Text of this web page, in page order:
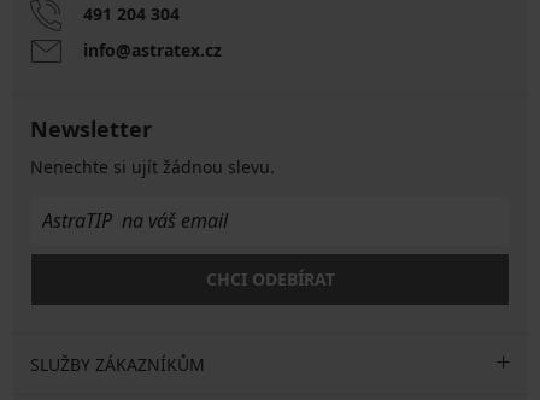
491 204 304
info@astratex.cz
Newsletter
Nenechte si ujít žádnou slevu.
CHCI ODEBÍRAT
SLUŽBY ZÁKAZNÍKŮM